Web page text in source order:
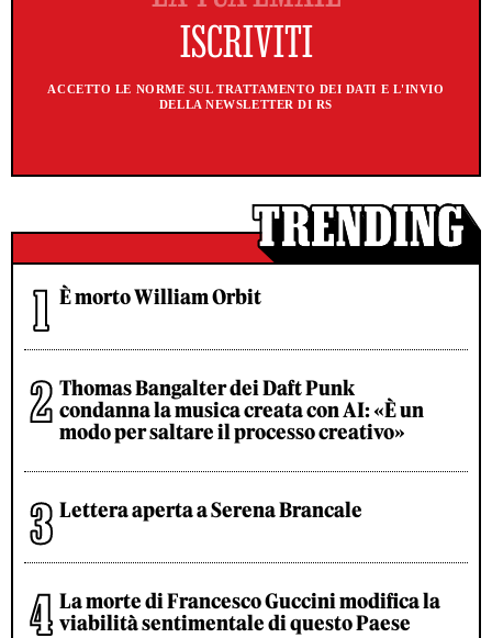
ACCETTO LE NORME SUL TRATTAMENTO DEI DATI E L'INVIO
DELLA NEWSLETTER DI RS
È morto William Orbit
Thomas Bangalter dei Daft Punk
condanna la musica creata con AI: «È un
modo per saltare il processo creativo»
Lettera aperta a Serena Brancale
La morte di Francesco Guccini modifica la
viabilità sentimentale di questo Paese